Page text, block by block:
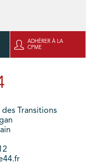
ADHÉRER À LA
CPME
Transitions